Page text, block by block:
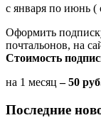
с января по июнь (
Оформить
почтальонов, на
Стоимость
на 1 месяц – 50
Последние